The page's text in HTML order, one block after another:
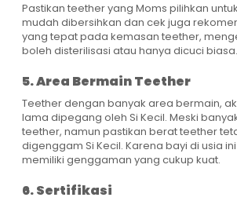
Pastikan teether yang Moms pilihkan
mudah dibersihkan dan cek juga
yang tepat pada kemasan teether,
boleh disterilisasi atau hanya dicuci biasa.
5. Area Bermain Teether
Teether dengan banyak area bermain,
lama dipegang oleh Si Kecil. Meski
teether, namun pastikan berat teether
digenggam Si Kecil. Karena bayi di usia
memiliki genggaman yang cukup kuat.
6. Sertifikasi